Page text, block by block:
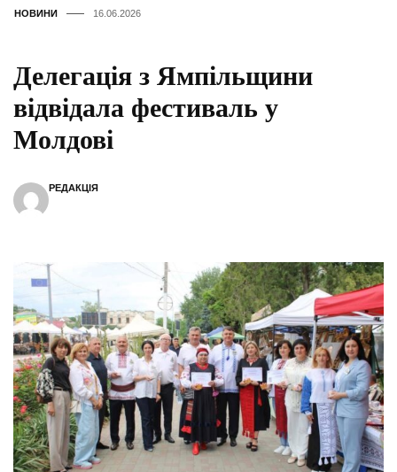
НОВИНИ 16.06.2026
Делегація з Ямпільщини
відвідала фестиваль у
Молдові
РЕДАКЦІЯ